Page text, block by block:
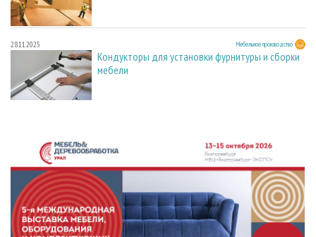
28.11.2025 Мебельное производство
Кондукторы для установки фурнитуры и сборки
мебели